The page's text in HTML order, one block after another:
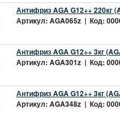
Антифриз AGA G12++ 220кг
Артикул: AGA065z | Код:
Антифриз AGA G12++ 3кг
Артикул: AGA301z | Код:
Антифриз AGA G12++ 3кг
Артикул: AGA348z | Код: